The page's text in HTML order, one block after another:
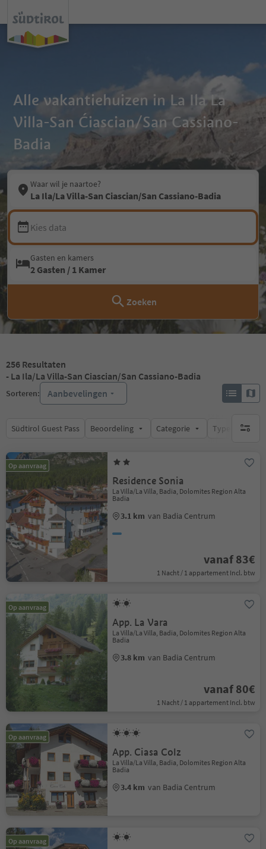
Alle vakantiehuizen in La Ila La
Villa-San Ćiascian/San Cassiano-
Badia
Waar wil je naartoe?
La Ila/La Villa-San Ciascian/San Cassiano-Badia
Kies data
Gasten en kamers
2 Gasten / 1 Kamer
Zoeken
256 Resultaten
- La Ila/La Villa-San Ciascian/San Cassiano-Badia
Sorteren: Aanbevelingen
Südtirol Guest Pass Beoordeling Categorie Type catering
geen
Op aanvraag
Residence Sonia
La Villa/La Villa, Badia, Dolomites Region Alta
Badia
3.1 km van Badia Centrum
vanaf 83€
1 Nacht / 1 appartement Incl. btw
Op aanvraag
App. La Vara
La Villa/La Villa, Badia, Dolomites Region Alta
Badia
3.8 km van Badia Centrum
vanaf 80€
1 Nacht / 1 appartement Incl. btw
Op aanvraag
App. Ciasa Colz
La Villa/La Villa, Badia, Dolomites Region Alta
Badia
3.4 km van Badia Centrum
Op aanvraag